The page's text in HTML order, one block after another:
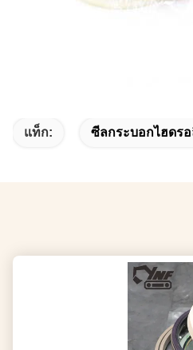
แท็ก: ซีลกระบอกไฮดร